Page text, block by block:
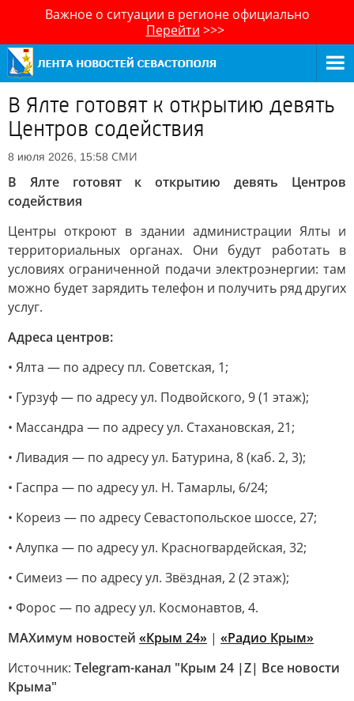
Важное о ситуации в регионе официально
Перейти >>>
В Ялте готовят к открытию девять
Центров содействия
8 июля 2026, 15:58 СМИ
В Ялте готовят к открытию девять Центров
содействия
Центры откроют в здании администрации Ялты и
территориальных органах. Они будут работать в
условиях ограниченной подачи электроэнергии: там
можно будет зарядить телефон и получить ряд других
услуг.
Адреса центров:
• Ялта — по адресу пл. Советская, 1;
• Гурзуф — по адресу ул. Подвойского, 9 (1 этаж);
• Массандра — по адресу ул. Стахановская, 21;
• Ливадия — по адресу ул. Батурина, 8 (каб. 2, 3);
• Гаспра — по адресу ул. Н. Тамарлы, 6/24;
• Кореиз — по адресу Севастопольское шоссе, 27;
• Алупка — по адресу ул. Красногвардейская, 32;
• Симеиз — по адресу ул. Звёздная, 2 (2 этаж);
• Форос — по адресу ул. Космонавтов, 4.
MAXимум новостей «Крым 24» | «Радио Крым»
Источник: Telegram-канал "Крым 24 |Z| Все новости
Крыма"